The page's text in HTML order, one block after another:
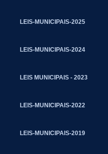
LEIS-MUNICIPAIS-2025
LEIS-MUNICIPAIS-2024
LEIS MUNICIPAIS - 2023
LEIS-MUNICIPAIS-2022
LEIS-MUNICIPAIS-2019